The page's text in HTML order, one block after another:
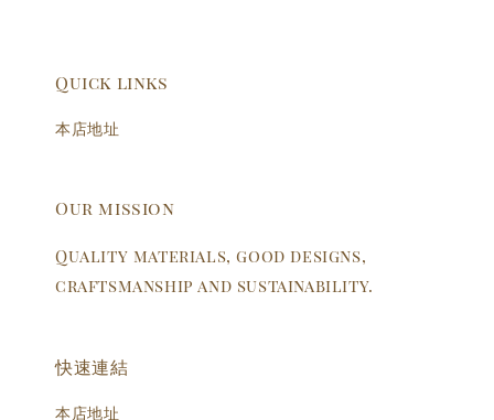
Quick links
本店地址
Our mission
Quality materials, good designs,
craftsmanship and sustainability.
快速連結
本店地址